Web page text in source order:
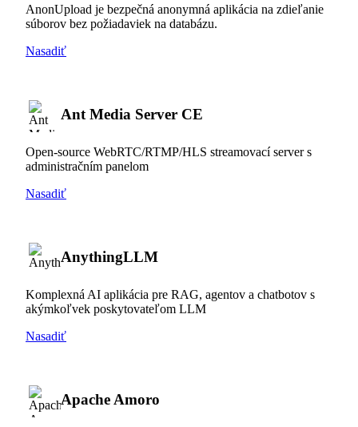
AnonUpload je bezpečná anonymná aplikácia na zdieľanie
súborov bez požiadaviek na databázu.
Nasadiť
Ant Media Server CE
Open-source WebRTC/RTMP/HLS streamovací server s
administračním panelom
Nasadiť
AnythingLLM
Komplexná AI aplikácia pre RAG, agentov a chatbotov s
akýmkoľvek poskytovateľom LLM
Nasadiť
Apache Amoro